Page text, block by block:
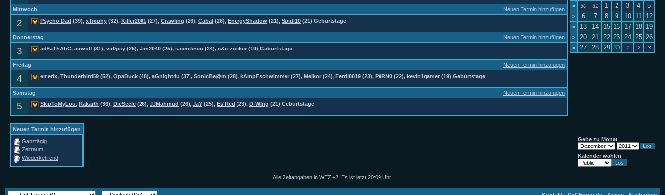
Neuen Termin hinzufügen
Mittwoch
2 Psycho Dad (39), xTrophy (32), Killer2001 (27), Crawling (26), Cabal (26), EnergyShadow (21), Spidi10 (21) Geburtstage
Neuen Termin hinzufügen
Donnerstag
3 adEaThAbC, airwolf (31), vir0psy (25), Jim2040 (25), saemikneu (24), c&c-zocker (19) Geburtstage
Neuen Termin hinzufügen
Freitag
4 emerix, Thunderbird59 (52), OpaDuck (48), aGnight4u (37), SonicBe@m (28), kAmpFschwimmer (27), Melkor (24), Ferdi8819 (23), P0RN0 (22), kevin1gamer (19) Geburtstage
Neuen Termin hinzufügen
Samstag
5 SkipToMyLou, Rakarth (36), DieSeele (26), JJMahmud (26), JaY (25), Es'Red (23), D-WIng (21) Geburtstage
>
30 31 1 2 3 4 5
> 6 7 8 9 10 11 12
> 13 14 15 16 17 18 19
> 20 21 22 23 24 25 26
> 27 28 29 30 1 2 3
Neuen Termin hinzufügen
Ganztägig
Zeitraum
Wiederkehrend
Gehe zu Monat
Kalender wählen
Alle Zeitangaben in WEZ +2. Es ist jetzt 20:09 Uhr.